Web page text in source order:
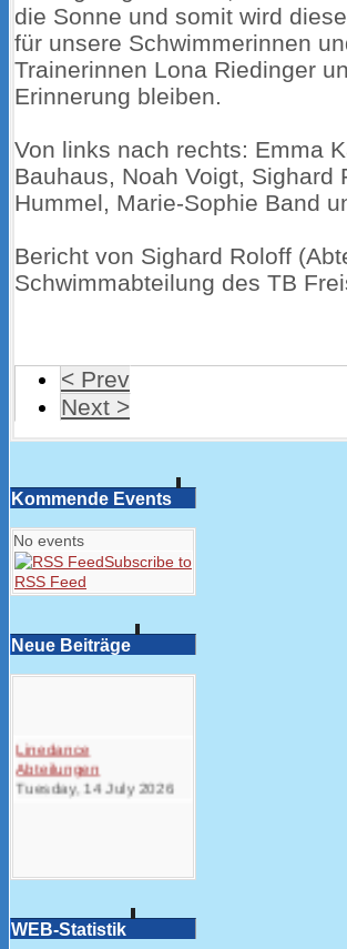
die Sonne und somit wird
für unsere Schwimmerinnen
Trainerinnen Lona Riedinger
Erinnerung bleiben.
Von links nach rechts: Emma
Bauhaus, Noah Voigt, Sighard
Hummel, Marie-Sophie Band
Bericht von Sighard Roloff
Schwimmabteilung des TB
< Prev
Next >
Kommende Events
No events
Subscribe to
RSS Feed
Neue Beiträge
Linedance
Abteilungen
Tuesday, 14 July 2026
WEB-Statistik